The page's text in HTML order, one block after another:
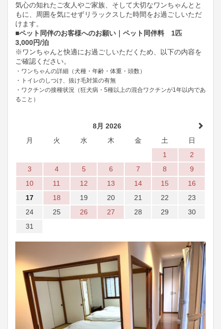
気心の知れたご友人やご家族、そして大切なワンちゃんとと
もに、周囲を気にせずリラックスした時間をお過ごしいただ
けます。
■ペット同伴のお客様へのお願い｜ペット同伴料 1匹
3,000円/泊
※ワンちゃんと快適にお過ごしいただくため、以下の内容を
ご確認ください。
・ワンちゃんの詳細（犬種・年齢・体重・頭数）
・トイレのしつけ、抜け毛対策の有無
・ワクチンの接種状況（狂犬病・5種以上の混合ワクチンが1年以内であ
ること）
8月 2026
月
火 水 木 金 土
日
1
2
3
4 5 6 7 8
9
10
11 12 13 14 15
16
17
18 19 20 21 22
23
24
25 26 27 28 29
30
31